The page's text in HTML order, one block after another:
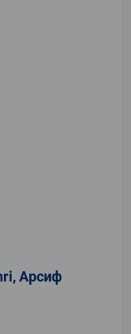
Арсиф